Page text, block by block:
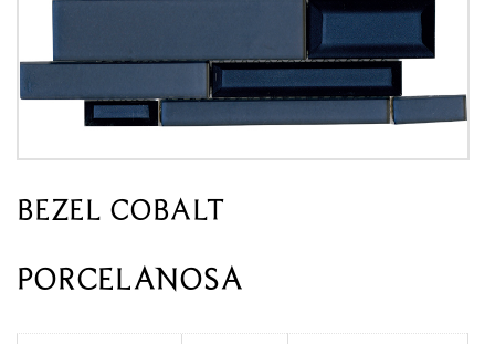
BEZEL COBALT
PORCELANOSA